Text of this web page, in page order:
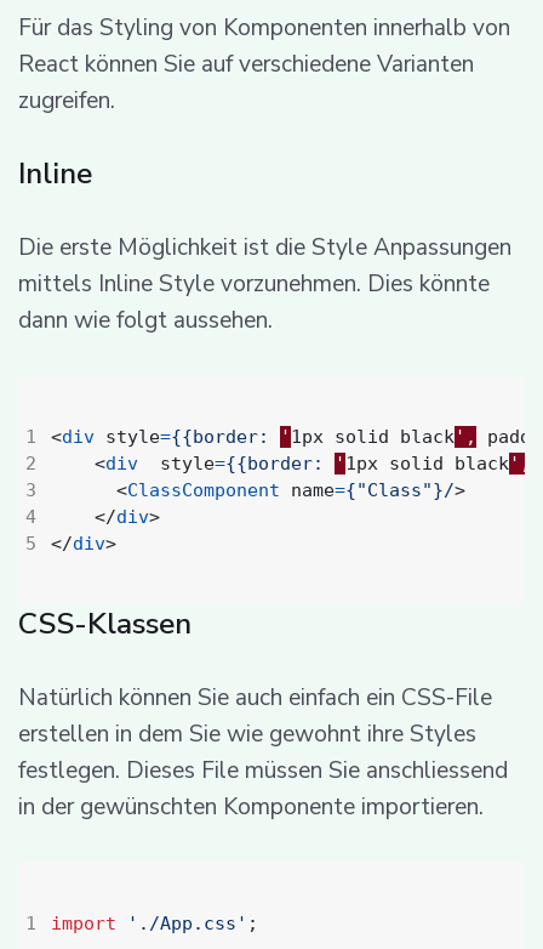
Für das Styling von Komponenten innerhalb von
React können Sie auf verschiedene Varianten
zugreifen.
Inline
Die erste Möglichkeit ist die Style Anpassungen
mittels Inline Style vorzunehmen. Dies könnte
dann wie folgt aussehen.
4
<div style={{border: ' 1px solid black',
<div style={{border: ' 1px solid black',
<ClassComponent name={"Class"}/>
</div>
</div>
CSS-Klassen
Natürlich können Sie auch einfach ein CSS-File
erstellen in dem Sie wie gewohnt ihre Styles
festlegen. Dieses File müssen Sie anschliessend
in der gewünschten Komponente importieren.
import './App.css' ;